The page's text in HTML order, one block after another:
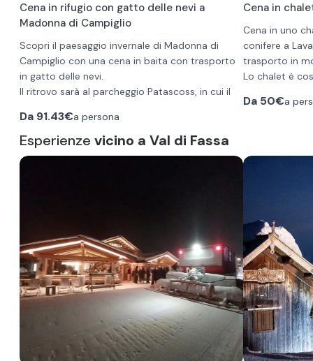
Cena in rifugio con gatto delle nevi a
Madonna di Campiglio
Scopri il paesaggio invernale di Madonna di
Campiglio con una cena in baita con trasporto
in gatto delle nevi.
Il ritrovo sarà al parcheggio Patascoss, in cui il
baita passando attraverso boschi e sentieri
innevati. Durante il viaggio godetevi il panorama
spettacolare delle Dolomiti di Brenta. Una volta
Menù
seconda delle disponibilità e delle stagioni. Le
bevande consumate durante la cena sono
escluse.
Consigliamo abbigliamento invernale adeguato
per il tragitto in gatto delle nevi.
Da 91.43€a persona
Cena in
Cena in uno
conifere a
trasporto in
Lo chalet è
panoramico, è
riscaldati
sulla
gli stessi
produzione
•Piatto
cannellone
ripieno di
polenta di
capriolo,
• Dolce:
strudel di mele.
•Bere: 1/4
Da 50€a
Esperienze vicino a Val di Fassa